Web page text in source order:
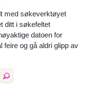
med søkeverktøyet
ditt i søkefeltet
datoen for
feire og gå aldri glipp av